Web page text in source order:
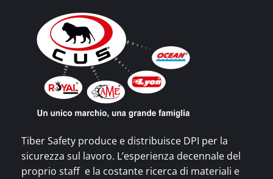
Tiber Safety produce e distribuisce DPI per la
sicurezza sul lavoro. L’esperienza decennale del
proprio staff e la costante ricerca di materiali e